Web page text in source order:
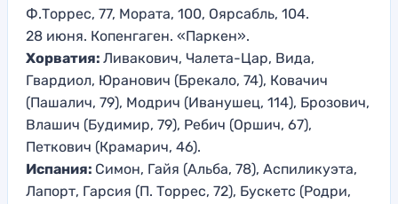
Ф.Торрес, 77, Мората, 100, Оярсабль, 104.
28 июня. Копенгаген. «Паркен».
Хорватия: Ливакович, Чалета-Цар, Вида,
Гвардиол, Юранович (Брекало, 74), Ковачич
(Пашалич, 79), Модрич (Иванушец, 114), Брозович,
Влашич (Будимир, 79), Ребич (Оршич, 67),
Петкович (Крамарич, 46).
Испания: Симон, Гайя (Альба, 78), Аспиликуэта,
Лапорт, Гарсия (П. Торрес, 72), Бускетс (Родри,